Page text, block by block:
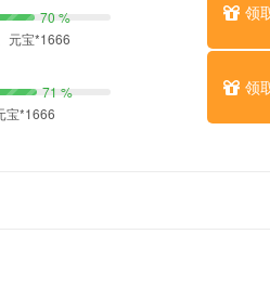
70 %
元宝*1666
领
71 %
宝*1666
领